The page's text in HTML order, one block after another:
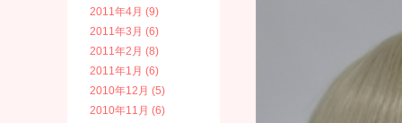
2011年4月 (9)
2011年3月 (6)
2011年2月 (8)
2011年1月 (6)
2010年12月 (5)
2010年11月 (6)